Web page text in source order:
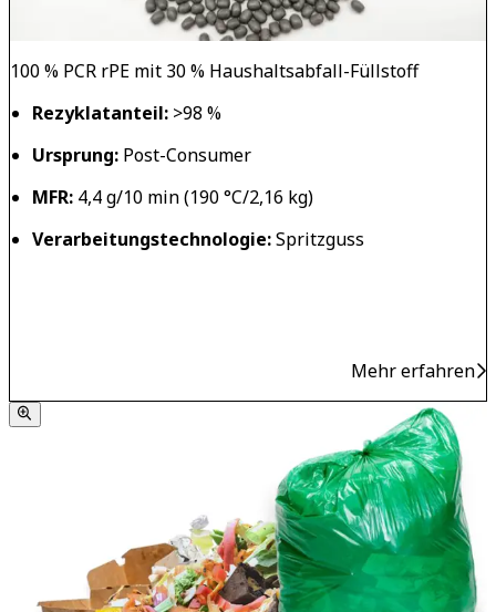
100 % PCR rPE mit 30 % Haushaltsabfall-Füllstoff
Rezyklatanteil: >98 %
Ursprung: Post-Consumer
MFR: 4,4 g/10 min (190 °C/2,16 kg)
Verarbeitungstechnologie:Spritzguss
Mehr erfahren